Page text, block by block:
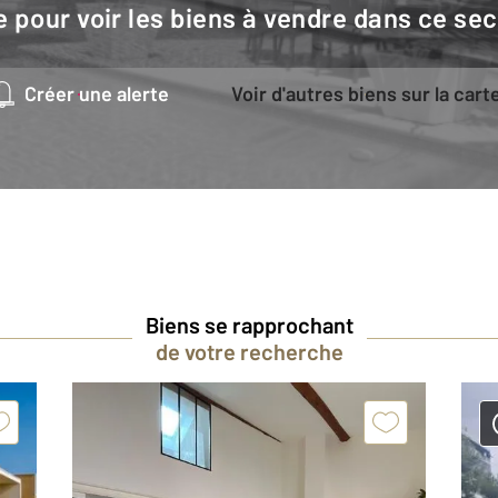
pour voir les biens à vendre dans ce
Créer une alerte Voir d'autres biens sur la
Biens se rapprochant
de votre recherche